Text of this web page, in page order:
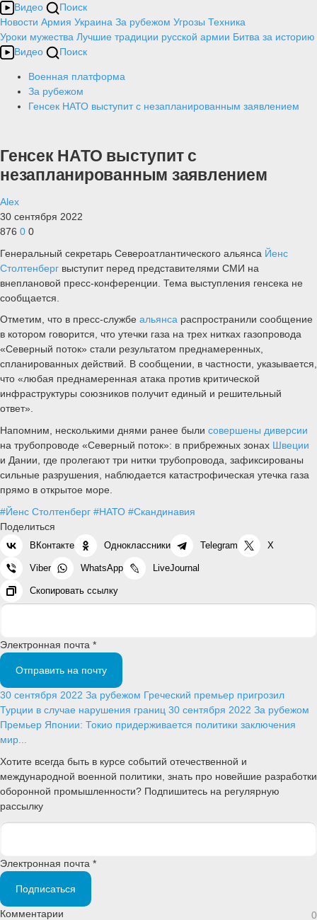
Видео
Поиск
Новости Армия Украина За рубежом Угрозы Техника
Уроки мужества Лучшие традиции русской армии Битва за историю
Видео
Поиск
Военная платформа
За рубежом
Генсек НАТО выступит с незапланированным заявлением
Генсек НАТО выступит с
незапланированным заявлением
Alex
30 сентября 2022
876 0 0
Генеральный секретарь Североатлантического альянса Йенс
Столтенберг выступит перед представителями СМИ на
внеплановой пресс-конференции. Тема выступления генсека не
сообщается.
Отметим, что в пресс-службе альянса распространили сообщение
в котором говорится, что утечки газа на трех нитках газопровода
«Северный поток» стали результатом преднамеренных,
спланированных действий. В сообщении, в частности, указывается,
что «любая преднамеренная атака против критической
инфраструктуры союзников получит единый и решительный
ответ».
Напомним, несколькими днями ранее были совершены диверсии
на трубопроводе «Северный поток»: в прибрежных зонах Швеции
и Дании, где пролегают три нитки трубопровода, зафиксированы
сильные разрушения, наблюдается катастрофическая утечка газа
прямо в открытое море.
#Йенс Столтенберг #НАТО #Скандинавия
Поделиться
ВКонтакте Одноклассники Telegram X
Viber WhatsApp LiveJournal
Скопировать ссылку
Электронная почта *
Отправить на почту
30 сентября 2022 За рубежом Греческий премьер пригрозил
Турции в случае нарушения границ 30 сентября 2022 За рубежом
Премьер Японии: Токио придерживается политики заключения
мир...
Хотите всегда быть в курсе событий отечественной и
международной военной политики, знать про новейшие разработки
оборонной промышленности? Подпишитесь на регулярную
рассылку
Электронная почта *
Подписаться
Комментарии 0